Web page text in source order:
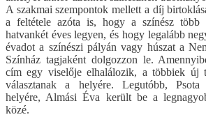
A szakmai szempontok mellett a díj
a feltétele azóta is, hogy a színész több
hatvankét éves legyen, és hogy legalább
évadot a színészi pályán vagy húszat a
Színház tagjaként dolgozzon le.
cím egy viselője elhalálozik, a többiek új
választanak a helyére. Legutóbb, Psota
helyére, Almási Éva került be a
közé.